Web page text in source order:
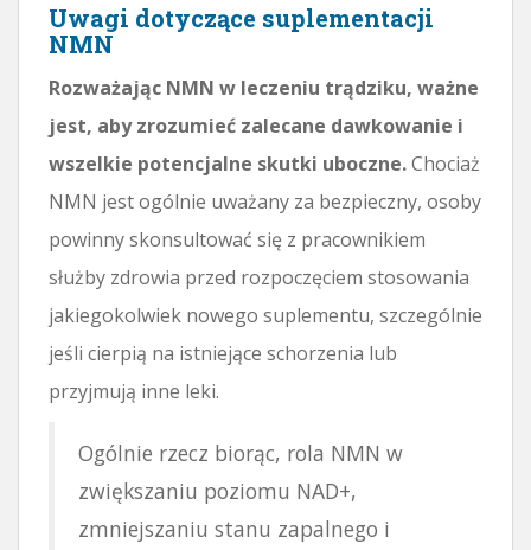
Uwagi dotyczące suplementacji
NMN
Rozważając NMN w leczeniu trądziku, ważne
jest, aby zrozumieć zalecane dawkowanie i
wszelkie potencjalne skutki uboczne.Chociaż
NMN jest ogólnie uważany za bezpieczny, osoby
powinny skonsultować się z pracownikiem
służby zdrowia przed rozpoczęciem stosowania
jakiegokolwiek nowego suplementu, szczególnie
jeśli cierpią na istniejące schorzenia lub
przyjmują inne leki.
Ogólnie rzecz biorąc, rola NMN w
zwiększaniu poziomu NAD+,
zmniejszaniu stanu zapalnego i